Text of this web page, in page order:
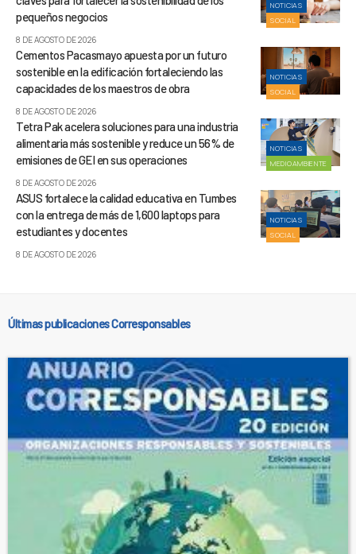
NOTICIAS
SOCIAL
pequeños negocios
8 DE AGOSTO DE 2026
NOTICIAS
SOCIAL
Cementos Pacasmayo apuesta por un futuro
sostenible en la edificación fortaleciendo las
capacidades de los maestros de obra
8 DE AGOSTO DE 2026
NOTICIAS
MEDIOAMBIENTE
Tetra Pak acelera soluciones para una industria
alimentaria más sostenible y reduce un 56% de
emisiones de GEI en sus operaciones
8 DE AGOSTO DE 2026
NOTICIAS
SOCIAL
ASUS fortalece la calidad educativa en Tumbes
con la entrega de más de 1,600 laptops para
estudiantes y docentes
8 DE AGOSTO DE 2026
Últimas publicaciones Corresponsables